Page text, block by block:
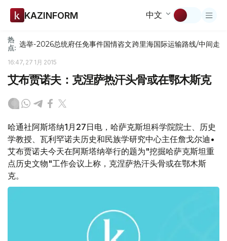
KAZINFORM 中文
热
点: 选举-2026总统府任免事件国情咨文跨里海国际运输路线/中间走廊
16:47, 27 1月 2015
艾布贾诺夫：克涅萨热汗头骨或在鄂木斯克
哈通社阿斯塔纳1月27日电，哈萨克斯坦科学院院士、历史
学教授、瓦利罕诺夫历史和民族学研究中心主任詹戈尔迪•
艾布贾诺夫今天在阿斯塔纳举行的题为"挖掘哈萨克斯坦重
点历史文物"工作会议上称，克涅萨热汗头骨或在鄂木斯
克。